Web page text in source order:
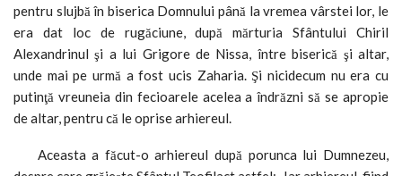
pentru slujbă în biserica Domnului până la vremea vârstei lor, le
era dat loc de rugăciune, după mărturia Sfântului Chiril
Alexandrinul şi a lui Grigore de Nissa, între biserică şi altar,
unde mai pe urmă a fost ucis Zaharia. Şi nicidecum nu era cu
putinţă vreuneia din fecioarele acelea a îndrăzni să se apropie
de altar, pentru că le oprise arhiereul.
Aceasta a făcut-o arhiereul după porunca lui Dumnezeu,